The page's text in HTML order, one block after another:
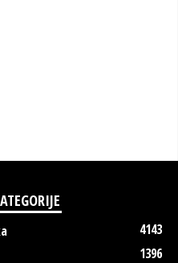
4143
1396